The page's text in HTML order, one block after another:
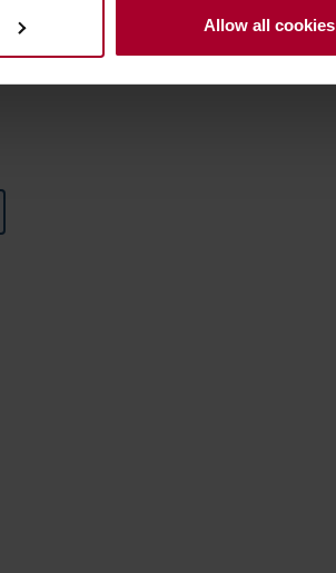
Allow all cookies